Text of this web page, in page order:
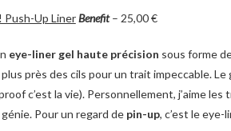
Push-Up LinerBenefit– 25,00 €
eye-liner gel haute précision sous forme
plus près des cils pour un trait impeccable. Le
c’est la vie). Personnellement, j’aime
Pour un regard de pin-up, c’est le eye-